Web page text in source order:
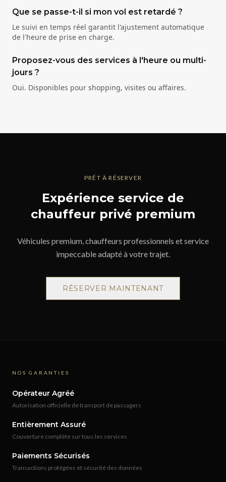
Que se passe-t-il si mon vol est retardé ?
Le suivi en temps réel garantit l'ajustement automatique
de l'heure de prise en charge.
Proposez-vous des services à l'heure ou multi-
jours ?
Oui. Disponibles pour shopping, visites ou affaires.
PRÊT À RÉSERVER
Expérience service de
chauffeur privé premium
Véhicules premium, chauffeurs professionnels et service
impeccable adapté à votre trajet.
RÉSERVER MAINTENANT
NOS GARANTIES
Opérateur Agréé
Autorisation officielle de transport de passagers
Entièrement Assuré
Couverture complète sur tous les services
Paiements Sécurisés
Transactions protégées et sécurité des données